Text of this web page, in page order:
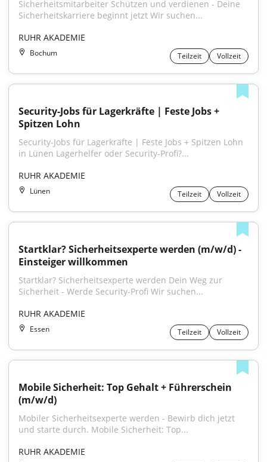
Sicherheitsmitarbeiter Schützen und verdienen - Deine
Sicherheitskarriere beginnt jetzt Wir suchen...
RUHR AKADEMIE
Bochum Teilzeit Vollzeit
Security-Jobs für Lagerkräfte | Feste Jobs +
Spitzen Lohn
Security-Jobs für Lagerkräfte | Feste Jobs + Spitzen Lohn
in Lünen Lagerhelfer oder Security-Profi?...
RUHR AKADEMIE
Lünen Teilzeit Vollzeit
Startklar? Sicherheitsexperte werden (m/w/d) -
Einsteiger willkommen
Startklar? Sicherheitsexperte werden Dein Weg zur
Sicherheit - Werde Security-Profi Wir suchen...
RUHR AKADEMIE
Essen Teilzeit Vollzeit
Mobile Sicherheit: Top Gehalt + Führerschein
(m/w/d)
Mobiler Sicherheitsexperte werden - Bewirb dich jetzt
und starte durch. Mobile Sicherheit: Top...
RUHR AKADEMIE